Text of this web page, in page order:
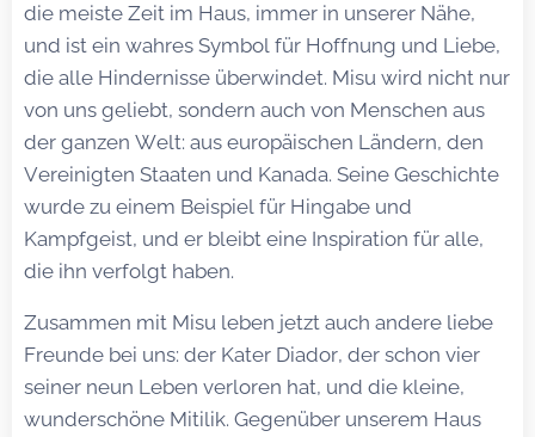
die meiste Zeit im Haus, immer in unserer Nähe,
und ist ein wahres Symbol für Hoffnung und Liebe,
die alle Hindernisse überwindet. Misu wird nicht nur
von uns geliebt, sondern auch von Menschen aus
der ganzen Welt: aus europäischen Ländern, den
Vereinigten Staaten und Kanada. Seine Geschichte
wurde zu einem Beispiel für Hingabe und
Kampfgeist, und er bleibt eine Inspiration für alle,
die ihn verfolgt haben.
Zusammen mit Misu leben jetzt auch andere liebe
Freunde bei uns: der Kater Diador, der schon vier
seiner neun Leben verloren hat, und die kleine,
wunderschöne Mitilik. Gegenüber unserem Haus